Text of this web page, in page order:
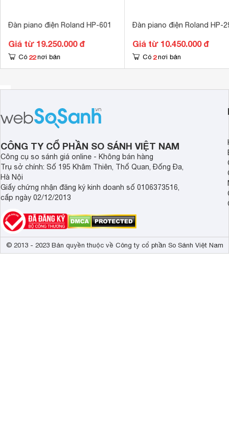
Đàn piano điện Roland HP-601
Giá từ 19.250.000 đ
Có 22 nơi bán
Đàn piano điện Roland HP-
Giá từ 10.450.000 đ
Có 2 nơi bán
CÔNG TY CỔ PHẦN SO SÁNH VIỆT NAM
Công cụ so sánh giá online - Không bán hàng
Trụ sở chính: Số 195 Khâm Thiên, Thổ Quan, Đống Đa,
Hà Nội
Giấy chứng nhận đăng ký kinh doanh số 0106373516,
cấp ngày 02/12/2013
© 2013 - 2023 Bản quyền thuộc về Công ty cổ phần So Sánh Việt Nam